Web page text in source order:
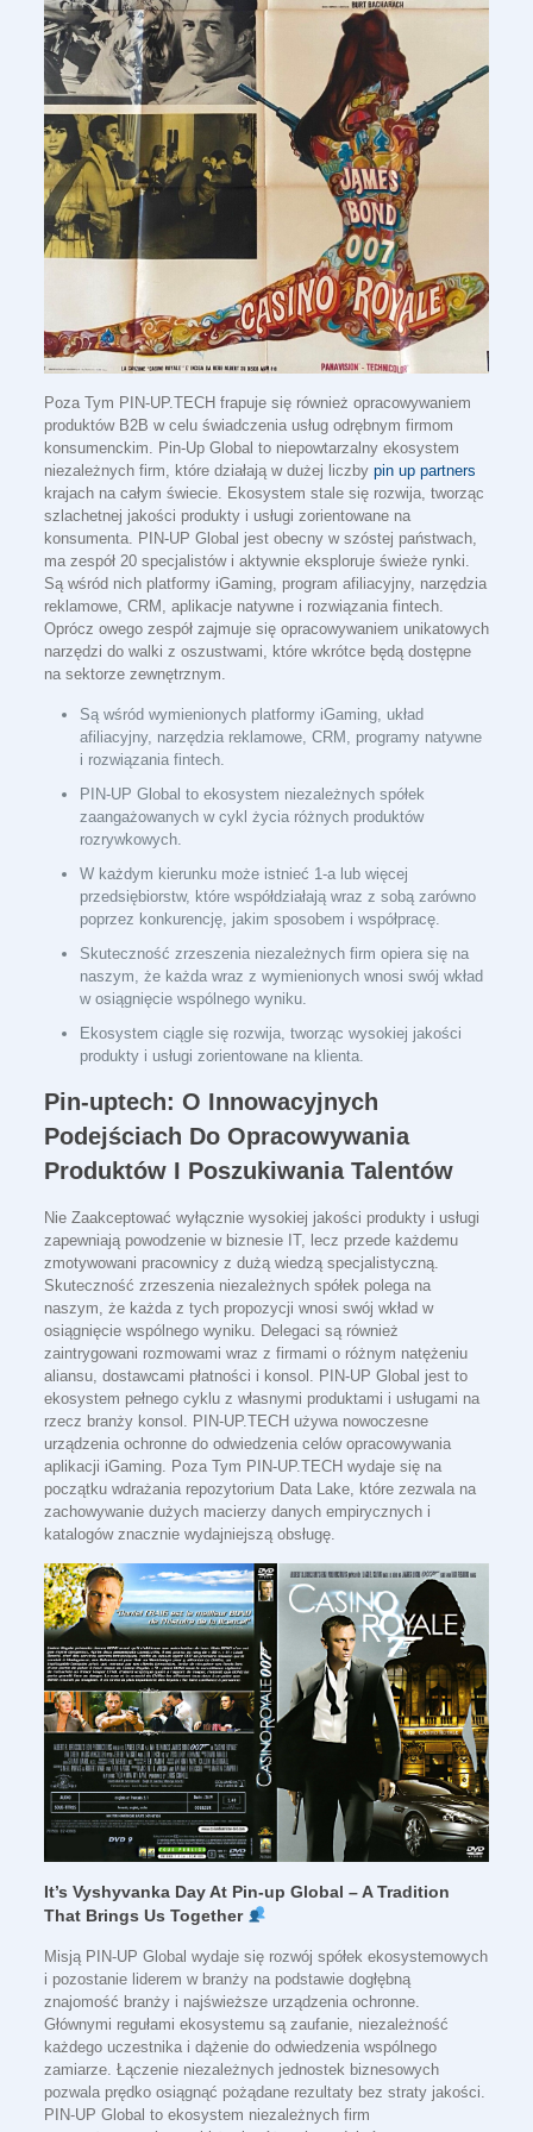
Poza Tym PIN-UP.TECH frapuje się również opracowywaniem
produktów B2B w celu świadczenia usług odrębnym firmom
konsumenckim. Pin-Up Global to niepowtarzalny ekosystem
niezależnych firm, które działają w dużej liczby pin up partners
krajach na całym świecie. Ekosystem stale się rozwija, tworząc
szlachetnej jakości produkty i usługi zorientowane na
konsumenta. PIN-UP Global jest obecny w szóstej państwach,
ma zespół 20 specjalistów i aktywnie eksploruje świeże rynki.
Są wśród nich platformy iGaming, program afiliacyjny, narzędzia
reklamowe, CRM, aplikacje natywne i rozwiązania fintech.
Oprócz owego zespół zajmuje się opracowywaniem unikatowych
narzędzi do walki z oszustwami, które wkrótce będą dostępne
na sektorze zewnętrznym.
Są wśród wymienionych platformy iGaming, układ
afiliacyjny, narzędzia reklamowe, CRM, programy natywne
i rozwiązania fintech.
PIN-UP Global to ekosystem niezależnych spółek
zaangażowanych w cykl życia różnych produktów
rozrywkowych.
W każdym kierunku może istnieć 1-a lub więcej
przedsiębiorstw, które współdziałają wraz z sobą zarówno
poprzez konkurencję, jakim sposobem i współpracę.
Skuteczność zrzeszenia niezależnych firm opiera się na
naszym, że każda wraz z wymienionych wnosi swój wkład
w osiągnięcie wspólnego wyniku.
Ekosystem ciągle się rozwija, tworząc wysokiej jakości
produkty i usługi zorientowane na klienta.
Pin-uptech: O Innowacyjnych
Podejściach Do Opracowywania
Produktów I Poszukiwania Talentów
Nie Zaakceptować wyłącznie wysokiej jakości produkty i usługi
zapewniają powodzenie w biznesie IT, lecz przede każdemu
zmotywowani pracownicy z dużą wiedzą specjalistyczną.
Skuteczność zrzeszenia niezależnych spółek polega na
naszym, że każda z tych propozycji wnosi swój wkład w
osiągnięcie wspólnego wyniku. Delegaci są również
zaintrygowani rozmowami wraz z firmami o różnym natężeniu
aliansu, dostawcami płatności i konsol. PIN-UP Global jest to
ekosystem pełnego cyklu z własnymi produktami i usługami na
rzecz branży konsol. PIN-UP.TECH używa nowoczesne
urządzenia ochronne do odwiedzenia celów opracowywania
aplikacji iGaming. Poza Tym PIN-UP.TECH wydaje się na
początku wdrażania repozytorium Data Lake, które zezwala na
zachowywanie dużych macierzy danych empirycznych i
katalogów znacznie wydajniejszą obsługę.
It’s Vyshyvanka Day At Pin-up Global – A Tradition
That Brings Us Together
Misją PIN-UP Global wydaje się rozwój spółek ekosystemowych
i pozostanie liderem w branży na podstawie dogłębną
znajomość branży i najświeższe urządzenia ochronne.
Głównymi regułami ekosystemu są zaufanie, niezależność
każdego uczestnika i dążenie do odwiedzenia wspólnego
zamiarze. Łączenie niezależnych jednostek biznesowych
pozwala prędko osiągnąć pożądane rezultaty bez straty jakości.
PIN-UP Global to ekosystem niezależnych firm